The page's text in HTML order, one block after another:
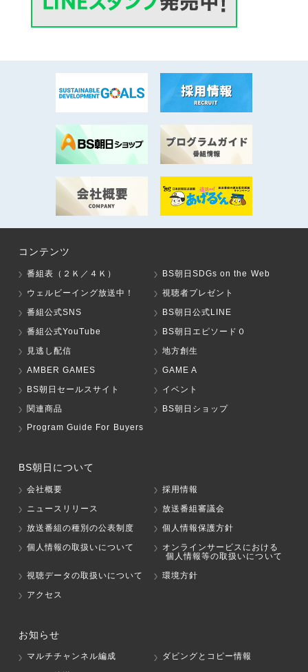
コンテンツ
番組表（２Ｋ／４Ｋ）
BS朝日SDGs on the Web
ウェルビーイング放送中！
視聴者プレゼント
番組公式SNS
BS朝日公式LINE
番組公式YouTube
BS朝日エピソード０
見逃し配信
地方創生
AMBER GAMES
GAME A
BS朝日セールスサイト
イベント
関連商品
BS朝日ショップ
Program Guide For Buyers
BS朝日について
会社概要
採用情報
ニュースリリース
放送番組審議会
放送番組の種別の公表制度
個人情報保護方針
個人情報の取扱いについて
オンラインサービスにおける
個人情報等の取扱いについて
視聴データの取扱いについて
環境方針
アクセス
お知らせ
マルチチャンネル編成
ダビングとコピー情報